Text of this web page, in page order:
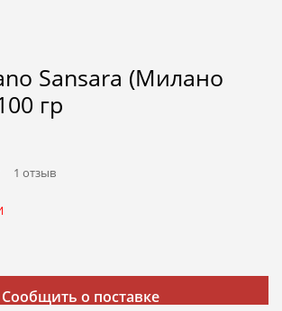
Sansara (Милано
гр
1 отзыв
Сообщить о поставке